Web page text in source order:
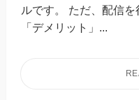
ルです。 ただ、配信
「デメリット」...